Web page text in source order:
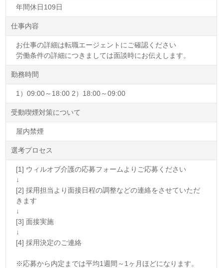
年間休日109日
仕事内容
お仕事の詳細は転職エージェントにご確認ください
労働条件の詳細につきましては面談時にお伝えします。
勤務時間
1）09:00～18:00 2）18:00～09:00
受動喫煙対策について
屋内禁煙
選考プロセス
[1] ウィルオブ介護の応募フォームよりご応募ください
↓
[2] 採用担当より面接日程の調整などの連絡をさせていただ
きます
↓
[3] 面接実施
↓
[4] 採用決定のご連絡
※応募から内定までは平均1週間～1ヶ月ほどになります。